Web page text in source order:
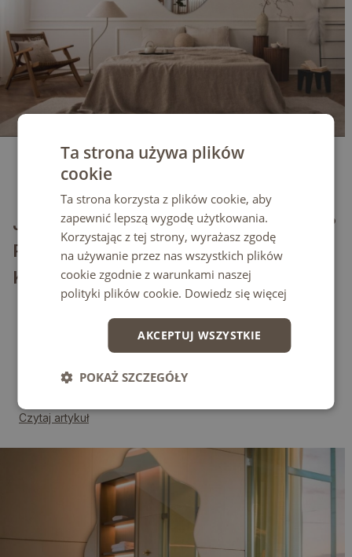
15/04/2026
JAK DOBRAĆ LUSTRO DO WNĘTRZA?
PRZEWODNIK PO STYLACH I
KSZTAŁTACH
Wybór lustra do wnętrza zależy od wielu czynników. W tym
artykule pomożemy Ci dobrać lustro do każdego rodzaju
wnętrza, prezentując różne style, kształty i wskazówki, które
ułatwią Ci podjęcie decyzji.
Czytaj artykuł
Ta strona używa plików
cookie
Ta strona korzysta z plików cookie, aby
zapewnić lepszą wygodę użytkowania.
Korzystając z tej strony, wyrażasz zgodę
na używanie przez nas wszystkich plików
cookie zgodnie z warunkami naszej
polityki plików cookie. Dowiedz się więcej
AKCEPTUJ WSZYSTKIE
POKAŻ SZCZEGÓŁY